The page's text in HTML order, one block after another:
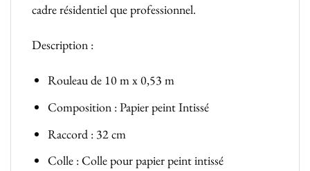
cadre résidentiel que professionnel.
Description :
Rouleau de 10 m x 0,53 m
Composition : Papier peint Intissé
Raccord : 32 cm
Colle : Colle pour papier peint intissé